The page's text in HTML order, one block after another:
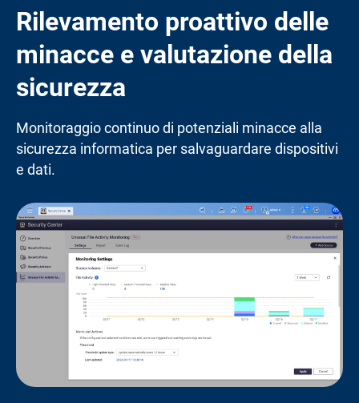
Rilevamento proattivo delle
minacce e valutazione della
sicurezza
Monitoraggio continuo di potenziali minacce alla
sicurezza informatica per salvaguardare dispositivi
e dati.